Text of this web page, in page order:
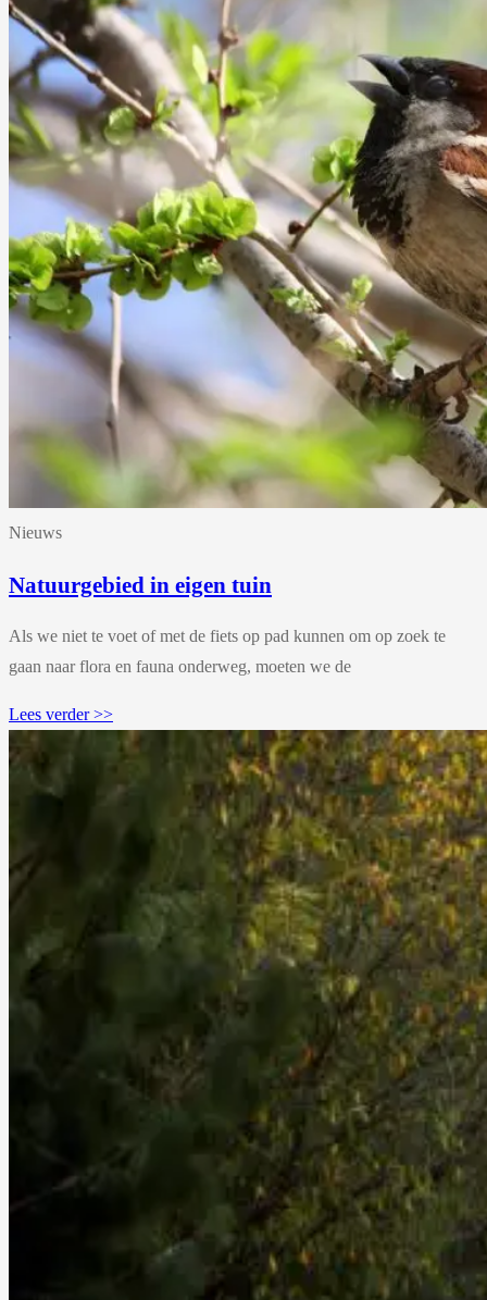
Nieuws
Natuurgebied in eigen tuin
Als we niet te voet of met de fiets op pad kunnen om op zoek te
gaan naar flora en fauna onderweg, moeten we de
Lees verder >>